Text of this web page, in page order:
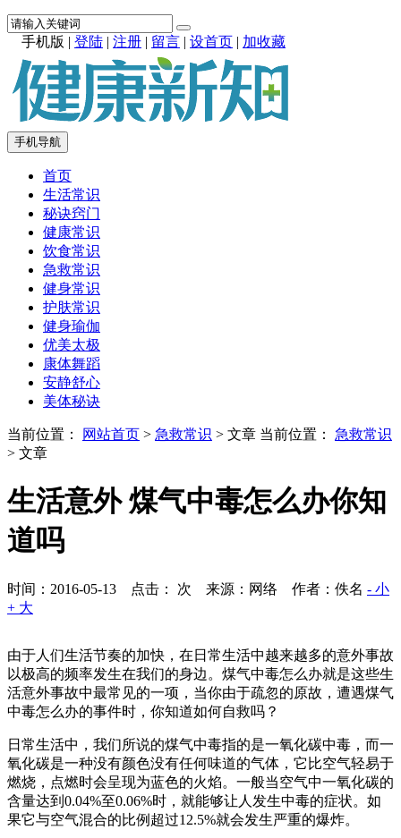
手机版 | 登陆 | 注册 | 留言 | 设首页 | 加收藏
手机导航
首页
生活常识
秘诀窍门
健康常识
饮食常识
急救常识
健身常识
护肤常识
健身瑜伽
优美太极
康体舞蹈
安静舒心
美体秘诀
当前位置： 网站首页 > 急救常识 > 文章 当前位置： 急救常识
> 文章
生活意外 煤气中毒怎么办你知
道吗
时间：2016-05-13 点击： 次 来源：网络 作者：佚名 - 小
+ 大
由于人们生活节奏的加快，在日常生活中越来越多的意外事故
以极高的频率发生在我们的身边。煤气中毒怎么办就是这些生
活意外事故中最常见的一项，当你由于疏忽的原故，遭遇煤气
中毒怎么办的事件时，你知道如何自救吗？
日常生活中，我们所说的煤气中毒指的是一氧化碳中毒，而一
氧化碳是一种没有颜色没有任何味道的气体，它比空气轻易于
燃烧，点燃时会呈现为蓝色的火焰。一般当空气中一氧化碳的
含量达到0.04%至0.06%时，就能够让人发生中毒的症状。如
果它与空气混合的比例超过12.5%就会发生严重的爆炸。